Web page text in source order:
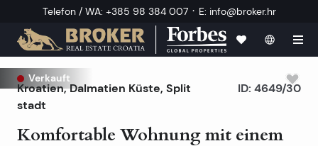
Telefon / WA: +385 98 384 007 · E: info@broker.hr
Verkauft
Kroatien,Dalmatien Küste, Split
stadt
Komfortable Wohnung mit einem
ID: 4649/30